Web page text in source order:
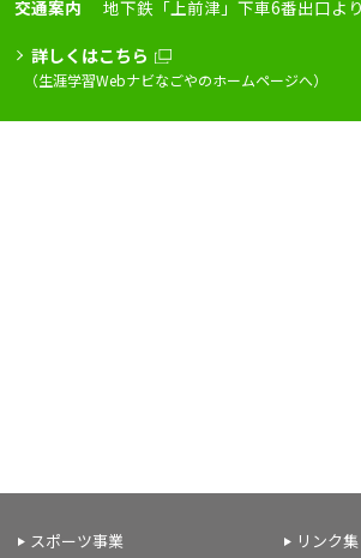
交通案内
地下鉄「上前津」下車6番出口よ
詳しくはこちら
（生涯学習Webナビなごやのホームページへ）
スポーツ事業
リンク集